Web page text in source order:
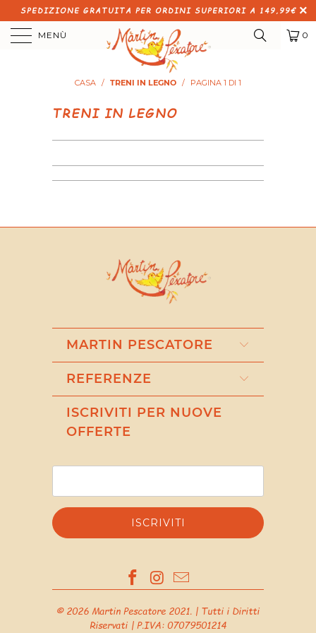
SPEDIZIONE GRATUITA PER ORDINI SUPERIORI A 149,99€
MENÙ 0
CASA / TRENI IN LEGNO / PAGINA 1 DI 1
TRENI IN LEGNO
MARTIN PESCATORE
REFERENZE
ISCRIVITI PER NUOVE
OFFERTE
© 2026 Martin Pescatore 2021. | Tutti i Diritti
Riservati | P.IVA: 07079501214